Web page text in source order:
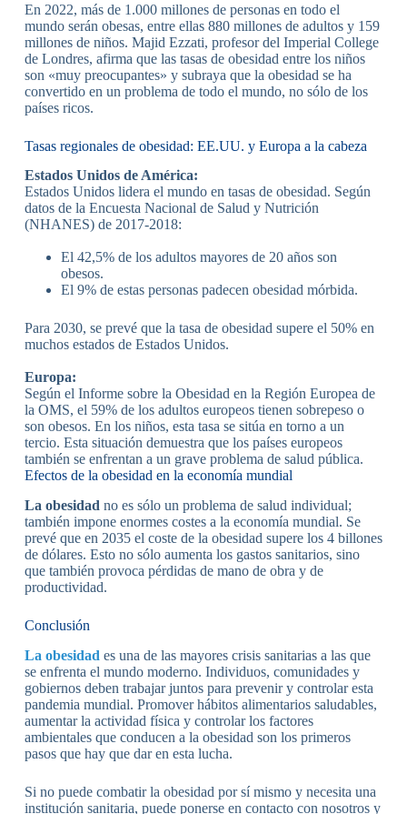
En 2022, más de 1.000 millones de personas en todo el
mundo serán obesas, entre ellas 880 millones de adultos y 159
millones de niños. Majid Ezzati, profesor del Imperial College
de Londres, afirma que las tasas de obesidad entre los niños
son «muy preocupantes» y subraya que la obesidad se ha
convertido en un problema de todo el mundo, no sólo de los
países ricos.
Tasas regionales de obesidad: EE.UU. y Europa a la cabeza
Estados Unidos de América:
Estados Unidos lidera el mundo en tasas de obesidad. Según
datos de la Encuesta Nacional de Salud y Nutrición
(NHANES) de 2017-2018:
El 42,5% de los adultos mayores de 20 años son
obesos.
El 9% de estas personas padecen obesidad mórbida.
Para 2030, se prevé que la tasa de obesidad supere el 50% en
muchos estados de Estados Unidos.
Europa:
Según el Informe sobre la Obesidad en la Región Europea de
la OMS, el 59% de los adultos europeos tienen sobrepeso o
son obesos. En los niños, esta tasa se sitúa en torno a un
tercio. Esta situación demuestra que los países europeos
también se enfrentan a un grave problema de salud pública.
Efectos de la obesidad en la economía mundial
La obesidad no es sólo un problema de salud individual;
también impone enormes costes a la economía mundial. Se
prevé que en 2035 el coste de la obesidad supere los 4 billones
de dólares. Esto no sólo aumenta los gastos sanitarios, sino
que también provoca pérdidas de mano de obra y de
productividad.
Conclusión
La obesidad es una de las mayores crisis sanitarias a las que
se enfrenta el mundo moderno. Individuos, comunidades y
gobiernos deben trabajar juntos para prevenir y controlar esta
pandemia mundial. Promover hábitos alimentarios saludables,
aumentar la actividad física y controlar los factores
ambientales que conducen a la obesidad son los primeros
pasos que hay que dar en esta lucha.
Si no puede combatir la obesidad por sí mismo y necesita una
institución sanitaria, puede ponerse en contacto con nosotros y